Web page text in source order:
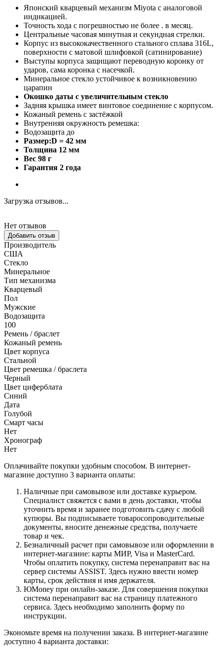
Японский кварцевый механизм Miyota с аналоговой
индикацией.
Точность хода с погрешностью не более . в месяц.
Центральные часовая минутная и секундная стрелки.
Корпус из высококачественного стального сплава 316L,
поверхности с матовой шлифовкой (сатинирование)
Выступы корпуса защищают переводную коронку от
ударов, сама коронка с насечкой.
Минеральное стекло устойчивое к возникновению
царапин
Окошко даты с увеличительным стекло
Задняя крышка имеет винтовое соединение с корпусом.
Кожаный ремень с застёжкой
Внутренняя окружность ремешка:
Водозащита до
Размер:D = 42 мм
Толщина 12 мм
Вес 98 г
Гарантия 2 года
Загрузка отзывов...
Нет отзывов
Добавить отзыв
Производитель
США
Стекло
Минеральное
Тип механизма
Кварцевый
Пол
Мужские
Водозащита
100
Ремень / браслет
Кожаный ремень
Цвет корпуса
Стальной
Цвет ремешка / браслета
Черный
Цвет циферблата
Синий
Дата
Голубой
Смарт часы
Нет
Хронограф
Нет
Оплачивайте покупки удобным способом. В интернет-
магазине доступно 3 варианта оплаты:
Наличные при самовывозе или доставке курьером.
Специалист свяжется с вами в день доставки, чтобы
уточнить время и заранее подготовить сдачу с любой
купюры. Вы подписываете товаросопроводительные
документы, вносите денежные средства, получаете
товар и чек.
Безналичный расчет при самовывозе или оформлении в
интернет-магазине: карты МИР, Visa и MasterCard.
Чтобы оплатить покупку, система перенаправит вас на
сервер системы ASSIST. Здесь нужно ввести номер
карты, срок действия и имя держателя.
ЮMoney при онлайн-заказе. Для совершения покупки
система перенаправит вас на страницу платежного
сервиса. Здесь необходимо заполнить форму по
инструкции.
Экономьте время на получении заказа. В интернет-магазине
доступно 4 варианта доставки: